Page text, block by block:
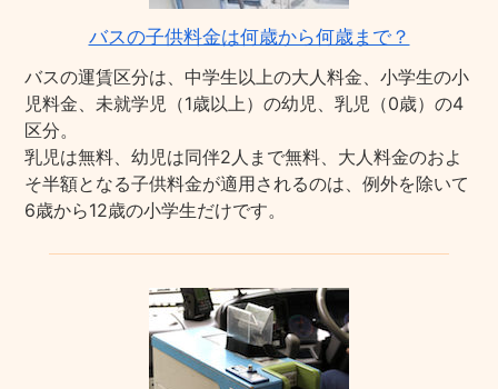
バスの子供料金は何歳から何歳まで？
バスの運賃区分は、中学生以上の大人料金、小学生の小
児料金、未就学児（1歳以上）の幼児、乳児（0歳）の4
区分。
乳児は無料、幼児は同伴2人まで無料、大人料金のおよ
そ半額となる子供料金が適用されるのは、例外を除いて
6歳から12歳の小学生だけです。